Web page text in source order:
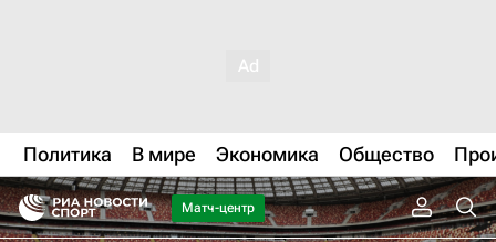
Политика В мире Экономика Общество
Матч-центр